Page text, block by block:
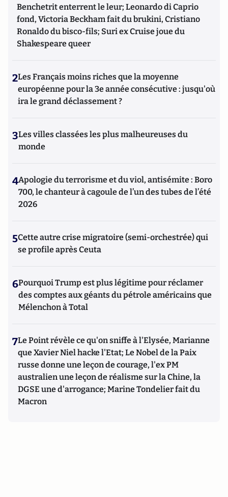
Benchetrit enterrent le leur; Leonardo di Caprio
fond, Victoria Beckham fait du brukini, Cristiano
Ronaldo du bisco-fils; Suri ex Cruise joue du
Shakespeare queer
2Les Français moins riches que la moyenne
européenne pour la 3e année consécutive : jusqu'où
ira le grand déclassement ?
3Les villes classées les plus malheureuses du
monde
4Apologie du terrorisme et du viol, antisémite : Boro
700, le chanteur à cagoule de l’un des tubes de l’été
2026
5Cette autre crise migratoire (semi-orchestrée) qui
se profile après Ceuta
6Pourquoi Trump est plus légitime pour réclamer
des comptes aux géants du pétrole américains que
Mélenchon à Total
7Le Point révèle ce qu'on sniffe à l'Elysée, Marianne
que Xavier Niel hacke l'Etat; Le Nobel de la Paix
russe donne une leçon de courage, l'ex PM
australien une leçon de réalisme sur la Chine, la
DGSE une d'arrogance; Marine Tondelier fait du
Macron